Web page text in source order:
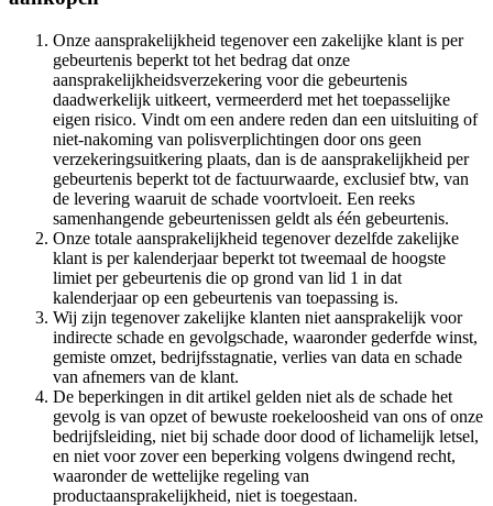
Onze aansprakelijkheid tegenover een zakelijke klant is per
gebeurtenis beperkt tot het bedrag dat onze
aansprakelijkheidsverzekering voor die gebeurtenis
daadwerkelijk uitkeert, vermeerderd met het toepasselijke
eigen risico. Vindt om een andere reden dan een uitsluiting of
niet-nakoming van polisverplichtingen door ons geen
verzekeringsuitkering plaats, dan is de aansprakelijkheid per
gebeurtenis beperkt tot de factuurwaarde, exclusief btw, van
de levering waaruit de schade voortvloeit. Een reeks
samenhangende gebeurtenissen geldt als één gebeurtenis.
Onze totale aansprakelijkheid tegenover dezelfde zakelijke
klant is per kalenderjaar beperkt tot tweemaal de hoogste
limiet per gebeurtenis die op grond van lid 1 in dat
kalenderjaar op een gebeurtenis van toepassing is.
Wij zijn tegenover zakelijke klanten niet aansprakelijk voor
indirecte schade en gevolgschade, waaronder gederfde winst,
gemiste omzet, bedrijfsstagnatie, verlies van data en schade
van afnemers van de klant.
De beperkingen in dit artikel gelden niet als de schade het
gevolg is van opzet of bewuste roekeloosheid van ons of onze
bedrijfsleiding, niet bij schade door dood of lichamelijk letsel,
en niet voor zover een beperking volgens dwingend recht,
waaronder de wettelijke regeling van
productaansprakelijkheid, niet is toegestaan.